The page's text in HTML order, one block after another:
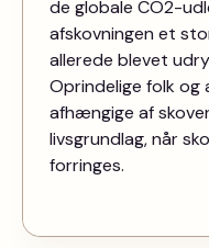
de globale CO2-
afskovningen et
allerede blevet
Oprindelige folk og
afhængige af
livsgrundlag, når
forringes.